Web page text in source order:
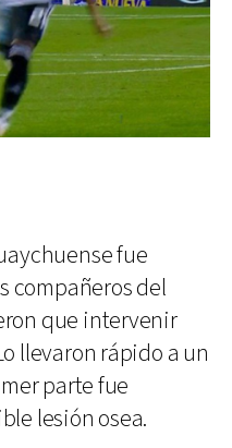
fue
compañeros del
que intervenir
llevaron rápido a un
parte fue
lesión osea.